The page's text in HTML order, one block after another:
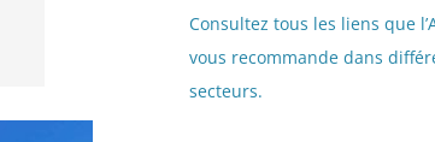
Consultez tous les liens que
vous recommande dans
secteurs.